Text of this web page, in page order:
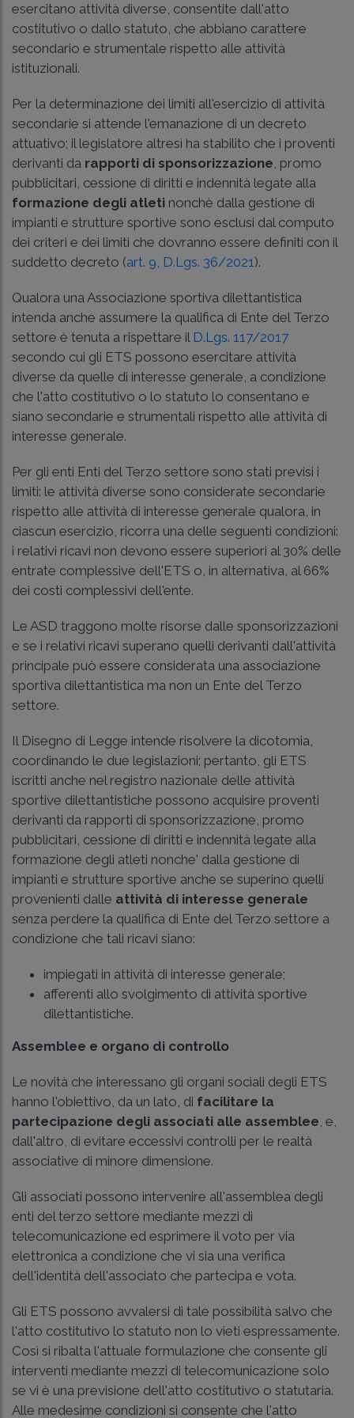
esercitano attività diverse, consentite dall'atto
costitutivo o dallo statuto, che abbiano carattere
secondario e strumentale rispetto alle attività
istituzionali.
Per la determinazione dei limiti all'esercizio di attività
secondarie si attende l'emanazione di un decreto
attuativo; il legislatore altresì ha stabilito che i proventi
derivanti da rapporti di sponsorizzazione , promo
pubblicitari, cessione di diritti e indennità legate alla
formazione degli atleti nonchè dalla gestione di
impianti e strutture sportive sono esclusi dal computo
dei criteri e dei limiti che dovranno essere definiti con il
suddetto decreto (art. 9, D.Lgs. 36/2021 ).
Qualora una Associazione sportiva dilettantistica
intenda anche assumere la qualifica di Ente del Terzo
settore è tenuta a rispettare il D.Lgs. 117/2017
secondo cui gli ETS possono esercitare attività
diverse da quelle di interesse generale, a condizione
che l'atto costitutivo o lo statuto lo consentano e
siano secondarie e strumentali rispetto alle attività di
interesse generale.
Per gli enti Enti del Terzo settore sono stati previsi i
limiti: le attività diverse sono considerate secondarie
rispetto alle attività di interesse generale qualora, in
ciascun esercizio, ricorra una delle seguenti condizioni:
i relativi ricavi non devono essere superiori al 30% delle
entrate complessive dell'ETS o, in alternativa, al 66%
dei costi complessivi dell'ente.
Le ASD traggono molte risorse dalle sponsorizzazioni
e se i relativi ricavi superano quelli derivanti dall'attività
principale può essere considerata una associazione
sportiva dilettantistica ma non un Ente del Terzo
settore.
Il Disegno di Legge intende risolvere la dicotomia,
coordinando le due legislazioni; pertanto, gli ETS
iscritti anche nel registro nazionale delle attività
sportive dilettantistiche possono acquisire proventi
derivanti da rapporti di sponsorizzazione, promo
pubblicitari, cessione di diritti e indennità legate alla
formazione degli atleti nonche' dalla gestione di
impianti e strutture sportive anche se superino quelli
provenienti dalle attività di interesse generale
senza perdere la qualifica di Ente del Terzo settore a
condizione che tali ricavi siano:
impiegati in attività di interesse generale;
afferenti allo svolgimento di attività sportive
dilettantistiche.
Assemblee e organo di controllo
Le novità che interessano gli organi sociali degli ETS
hanno l'obiettivo, da un lato, di facilitare la
partecipazione degli associati alle assemblee , e,
dall'altro, di evitare eccessivi controlli per le realtà
associative di minore dimensione.
Gli associati possono intervenire all'assemblea degli
enti del terzo settore mediante mezzi di
telecomunicazione ed esprimere il voto per via
elettronica a condizione che vi sia una verifica
dell'identità dell'associato che partecipa e vota.
Gli ETS possono avvalersi di tale possibilità salvo che
l'atto costitutivo lo statuto non lo vieti espressamente.
Così si ribalta l'attuale formulazione che consente gli
interventi mediante mezzi di telecomunicazione solo
se vi è una previsione dell'atto costitutivo o statutaria.
Alle medesime condizioni si consente che l'atto